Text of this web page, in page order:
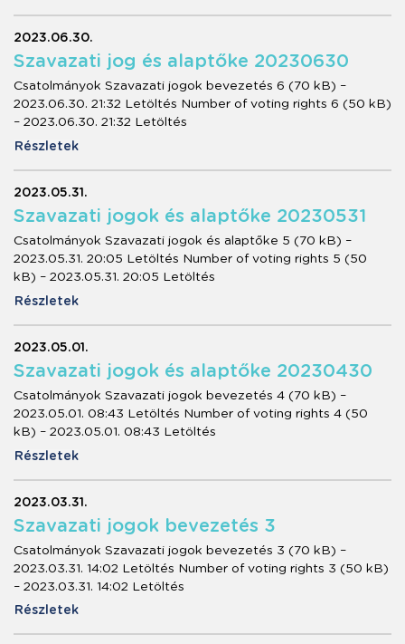
2023.06.30.
Szavazati jog és alaptőke 20230630
Csatolmányok Szavazati jogok bevezetés 6 (70 kB) –
2023.06.30. 21:32 Letöltés Number of voting rights 6 (50 kB)
– 2023.06.30. 21:32 Letöltés
Részletek
2023.05.31.
Szavazati jogok és alaptőke 20230531
Csatolmányok Szavazati jogok és alaptőke 5 (70 kB) –
2023.05.31. 20:05 Letöltés Number of voting rights 5 (50
kB) – 2023.05.31. 20:05 Letöltés
Részletek
2023.05.01.
Szavazati jogok és alaptőke 20230430
Csatolmányok Szavazati jogok bevezetés 4 (70 kB) –
2023.05.01. 08:43 Letöltés Number of voting rights 4 (50
kB) – 2023.05.01. 08:43 Letöltés
Részletek
2023.03.31.
Szavazati jogok bevezetés 3
Csatolmányok Szavazati jogok bevezetés 3 (70 kB) –
2023.03.31. 14:02 Letöltés Number of voting rights 3 (50 kB)
– 2023.03.31. 14:02 Letöltés
Részletek